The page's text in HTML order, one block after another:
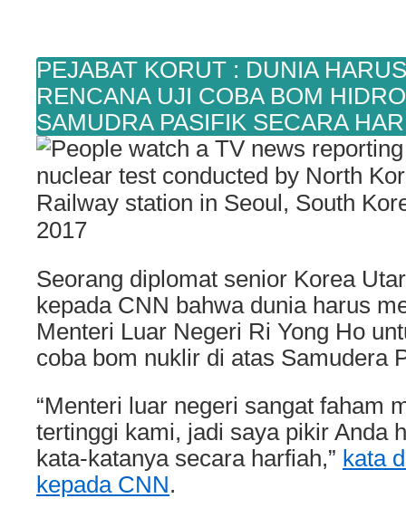
PEJABAT KORUT : DUNIA
RENCANA UJI COBA BOM
SAMUDRA PASIFIK SECARA
Seorang diplomat senior Korea
kepada CNN bahwa dunia harus
Menteri Luar Negeri Ri Yong Ho
coba bom nuklir di atas Samudera
“Menteri luar negeri sangat faham
tertinggi kami, jadi saya pikir Anda
kata-katanya secara harfiah,” kata
kepada CNN.